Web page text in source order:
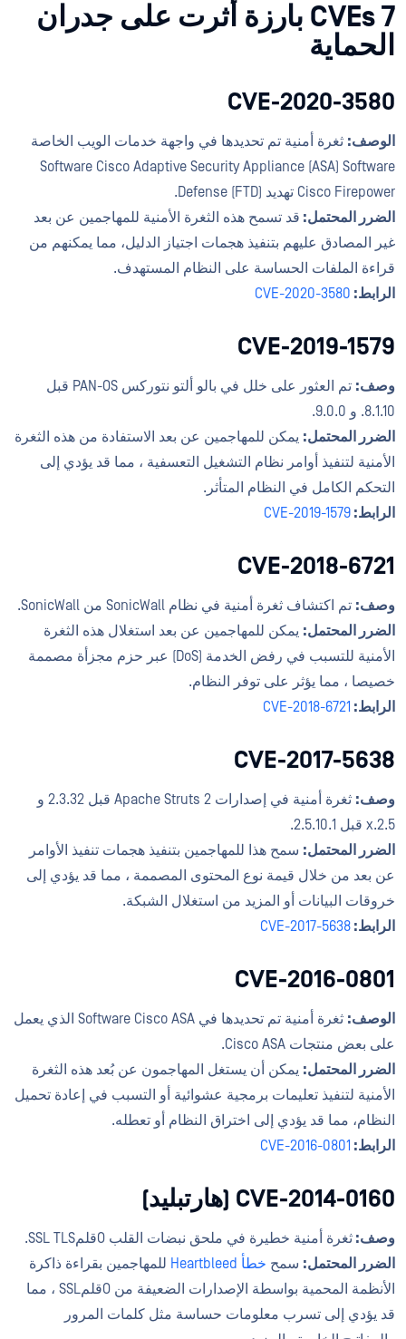
7 CVEs بارزة أثرت على جدران
الحماية
CVE-2020-3580
الوصف: ثغرة أمنية تم تحديدها في واجهة خدمات الويب الخاصة
Software Cisco Adaptive Security Appliance (ASA) Software
Cisco Firepower تهديد Defense (FTD).
الضرر المحتمل: قد تسمح هذه الثغرة الأمنية للمهاجمين عن بعد
غير المصادق عليهم بتنفيذ هجمات اجتياز الدليل، مما يمكنهم من
قراءة الملفات الحساسة على النظام المستهدف.
الرابط: CVE-2020-3580
CVE-2019-1579
وصف:
تم العثور على خلل في بالو ألتو نتوركس PAN-OS قبل
8.1.10. و 9.0.0.
الضرر المحتمل: يمكن للمهاجمين عن بعد الاستفادة من هذه الثغرة
الأمنية لتنفيذ أوامر نظام التشغيل التعسفية ، مما قد يؤدي إلى
التحكم الكامل في النظام المتأثر.
الرابط: CVE-2019-1579
CVE-2018-6721
وصف: تم اكتشاف ثغرة أمنية في نظام SonicWall من SonicWall.
الضرر المحتمل: يمكن للمهاجمين عن بعد استغلال هذه الثغرة
الأمنية للتسبب في رفض الخدمة (DoS) عبر حزم مجزأة مصممة
خصيصا ، مما يؤثر على توفر النظام.
الرابط: CVE-2018-6721
CVE-2017-5638
وصف:
ثغرة أمنية في إصدارات Apache Struts 2 قبل 2.3.32 و
2.5.x قبل 2.5.10.1.
الضرر المحتمل: سمح هذا للمهاجمين بتنفيذ هجمات تنفيذ الأوامر
عن بعد من خلال قيمة نوع المحتوى المصممة ، مما قد يؤدي إلى
خروقات البيانات أو المزيد من استغلال الشبكة.
الرابط: CVE-2017-5638
CVE-2016-0801
الوصف:
ثغرة أمنية تم تحديدها في Software Cisco ASA الذي يعمل
على بعض منتجات Cisco ASA.
الضرر المحتمل: يمكن أن يستغل المهاجمون عن بُعد هذه الثغرة
الأمنية لتنفيذ تعليمات برمجية عشوائية أو التسبب في إعادة تحميل
النظام، مما قد يؤدي إلى اختراق النظام أو تعطله.
الرابط: CVE-2016-0801
CVE-2014-0160 (هارتبليد)
وصف: ثغرة أمنية خطيرة في ملحق نبضات القلب OقلمSSL TLS.
الضرر المحتمل: سمح خطأ Heartbleed
للمهاجمين بقراءة ذاكرة
الأنظمة المحمية بواسطة الإصدارات الضعيفة من OقلمSSL ، مما
قد يؤدي إلى تسرب معلومات حساسة مثل كلمات المرور